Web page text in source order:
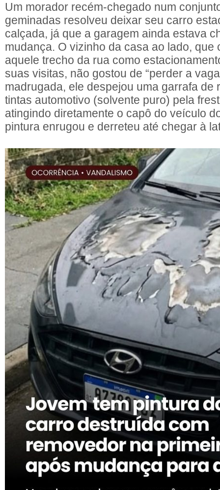
Um morador recém-chegado num
geminadas resolveu deixar seu carro
calçada, já que a garagem ainda estava
mudança. O vizinho da casa ao lado, que
aquele trecho da rua como
suas visitas, não gostou de “perder a
madrugada, ele despejou uma garrafa de
tintas automotivo (solvente puro) pela
atingindo diretamente o capô do veículo
pintura enrugou e derreteu até chegar à